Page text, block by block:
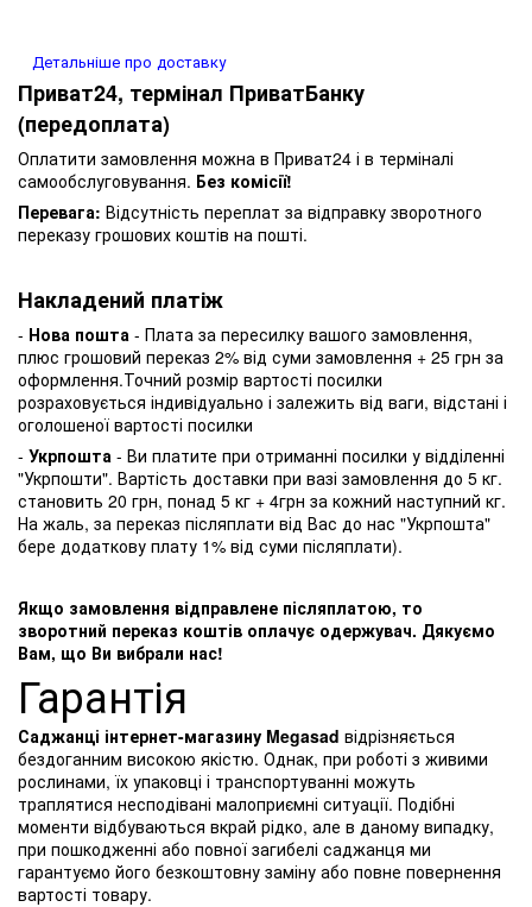
Детальніше про доставку
Приват24, термінал ПриватБанку
(передоплата)
Оплатити замовлення можна в Приват24 і в терміналі
самообслуговування. Без комісії!
Перевага: Відсутність переплат за відправку зворотного
переказу грошових коштів на пошті.
Накладений платіж
- Нова пошта - Плата за пересилку вашого замовлення,
плюс грошовий переказ 2% від суми замовлення + 25 грн за
оформлення.Точний розмір вартості посилки
розраховується індивідуально і залежить від ваги, відстані і
оголошеної вартості посилки
- Укрпошта - Ви платите при отриманні посилки у відділенні
"Укрпошти". Вартість доставки при вазі замовлення до 5 кг.
становить 20 грн, понад 5 кг + 4грн за кожний наступний кг.
На жаль, за переказ післяплати від Вас до нас "Укрпошта"
бере додаткову плату 1% від суми післяплати).
Якщо замовлення відправлене післяплатою, то
зворотний переказ коштів оплачує одержувач. Дякуємо
Вам, що Ви вибрали нас!
Гарантія
Саджанці інтернет-магазину Megasad відрізняється
бездоганним високою якістю. Однак, при роботі з живими
рослинами, їх упаковці і транспортуванні можуть
траплятися несподівані малоприємні ситуації. Подібні
моменти відбуваються вкрай рідко, але в даному випадку,
при пошкодженні або повної загибелі саджанця ми
гарантуємо його безкоштовну заміну або повне повернення
вартості товару.